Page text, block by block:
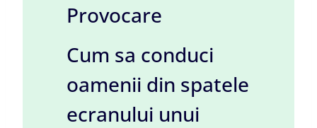
Provocare
Cum sa conduci
oamenii din spatele
ecranului unui